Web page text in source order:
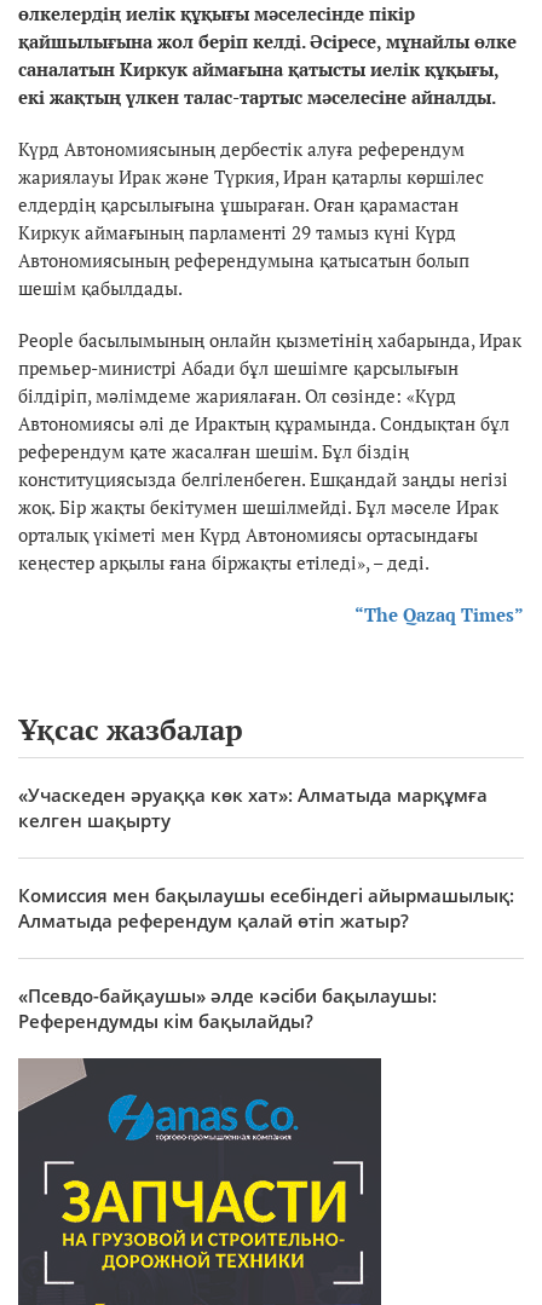
өлкелердің иелік құқығы мәселесінде пікір
қайшылығына жол беріп келді. Әсіресе, мұнайлы өлке
саналатын Киркук аймағына қатысты иелік құқығы,
екі жақтың үлкен талас-тартыс мәселесіне айналды.
Күрд Автономиясының дербестік алуға референдум
жариялауы Ирак және Түркия, Иран қатарлы көршілес
елдердің қарсылығына ұшыраған. Оған қарамастан
Киркук аймағының парламенті 29 тамыз күні Күрд
Автономиясының референдумына қатысатын болып
шешім қабылдады.
People басылымының онлайн қызметінің хабарында, Ирак
премьер-министрі Абади бұл шешімге қарсылығын
білдіріп, мәлімдеме жариялаған. Ол сөзінде: «Күрд
Автономиясы әлі де Ирактың құрамында. Сондықтан бұл
референдум қате жасалған шешім. Бұл біздің
конституциясызда белгіленбеген. Ешқандай заңды негізі
жоқ. Бір жақты бекітумен шешілмейді. Бұл мәселе Ирак
орталық үкіметі мен Күрд Автономиясы ортасындағы
кеңестер арқылы ғана біржақты етіледі», – деді.
“The Qazaq Times”
Ұқсас жазбалар
«Учаскеден әруаққа көк хат»: Алматыда марқұмға
келген шақырту
Комиссия мен бақылаушы есебіндегі айырмашылық:
Алматыда референдум қалай өтіп жатыр?
«Псевдо-байқаушы» әлде кәсіби бақылаушы:
Референдумды кім бақылайды?